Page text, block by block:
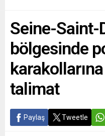
Seine-Saint-
bölgesinde
talimat
Paylaş Tweetle